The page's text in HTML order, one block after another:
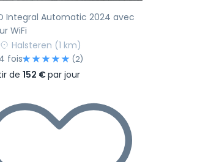
Integral Automatic 2024 avec
WiFi
Halsteren (1 km)
fois
(2)
de152 €par jour